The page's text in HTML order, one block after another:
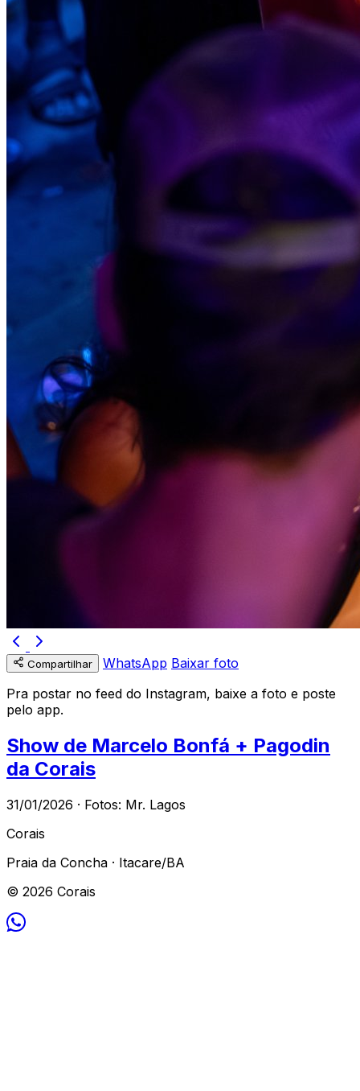
Compartilhar WhatsApp Baixar foto
Pra postar no feed do Instagram, baixe a foto e poste
pelo app.
Show de Marcelo Bonfá + Pagodin
da Corais
31/01/2026 · Fotos: Mr. Lagos
Corais
Praia da Concha · Itacare/BA
© 2026 Corais